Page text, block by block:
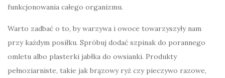
funkcjonowania całego organizmu.
Warto zadbać o to, by warzywa i owoce towarzyszyły nam
przy każdym posiłku. Spróbuj dodać szpinak do porannego
omletu albo plasterki jabłka do owsianki. Produkty
pełnoziarniste, takie jak brązowy ryż czy pieczywo razowe,